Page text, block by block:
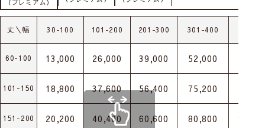
（プレミアム）
丈＼幅 30-100 101-200 201-300 301-400
60-100 13,000 26,000 39,000 52,000
101-150 18,800 37,600 56,400 75,200
151-200 20,200 40,400 60,600 80,800